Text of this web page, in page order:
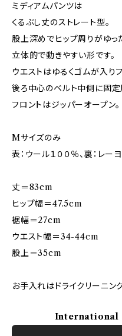
ミディアムパンツは
くるぶし丈のストレート型。
股上深めでヒップ周りがゆっ
立体的で動きやすい形です。
ウエストはゆるくゴムが入り
後ろ中心のベルト中側に固定
フロントはジッパーオープン。
Mサイズのみ
表：ウール１００％、裏：レー
丈＝83cm
ヒップ幅＝47.5cm
裾幅＝27cm
ウエスト幅＝34-44cm
股上＝35cm
お手入れはドライクリーニン
International